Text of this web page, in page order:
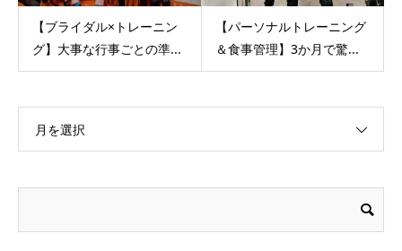
【ブライダル×トレーニン
グ】大事な行事ごとの準...
【パーソナルトレーニング
＆食事管理】3か月で驚...
月を選択